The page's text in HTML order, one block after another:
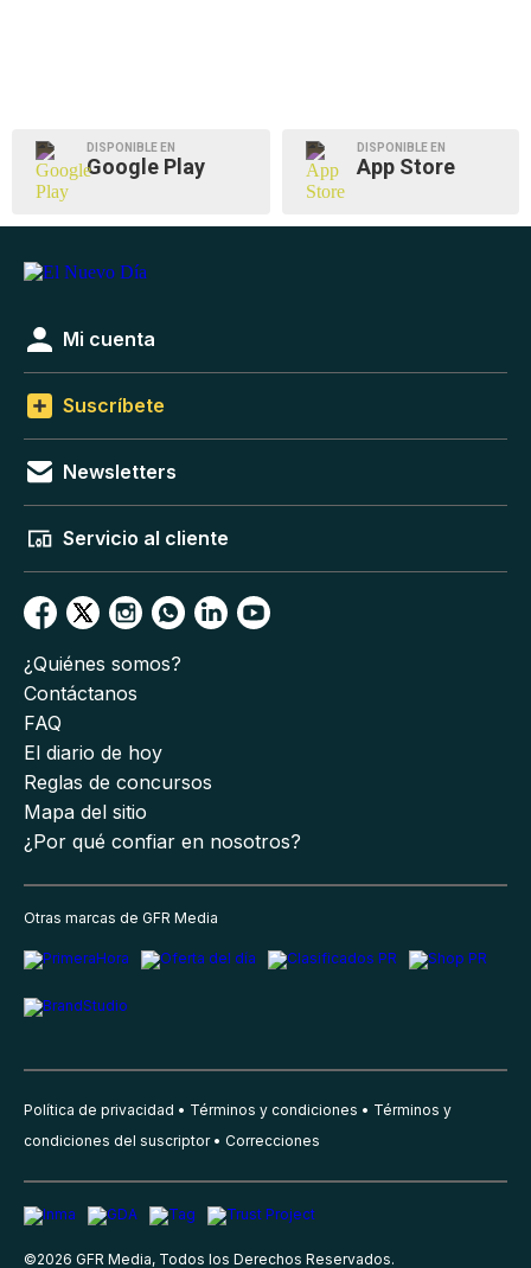
DISPONIBLE EN
Google Play
DISPONIBLE EN
App Store
Mi cuenta
Suscríbete
Newsletters
Servicio al cliente
¿Quiénes somos?
Contáctanos
FAQ
El diario de hoy
Reglas de concursos
Mapa del sitio
¿Por qué confiar en nosotros?
Otras marcas de GFR Media
Política de privacidad Términos y condiciones
Términos y
condiciones del suscriptor
Correcciones
©2026 GFR Media, Todos los Derechos Reservados.